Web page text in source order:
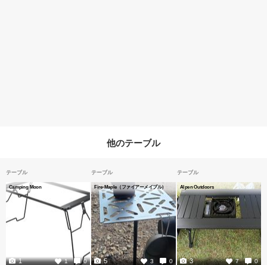
他のテーブル
テーブル
Camping Moon
1 0
1
テーブル
Fire-Maple（ファイアーメイプル）
3 0
5
テーブル
Alpen Outdoors
7 0
3